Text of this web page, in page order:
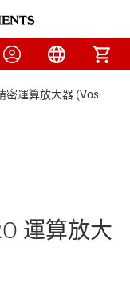
密運算放大器 (Vos <
運算放大